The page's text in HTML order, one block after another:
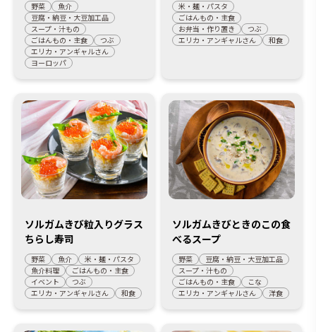
野菜
魚介
豆腐・納豆・大豆加工品
スープ・汁もの
ごはんもの・主食
つぶ
エリカ・アンギャルさん
ヨーロッパ
米・麺・パスタ
ごはんもの・主食
お弁当・作り置き
つぶ
エリカ・アンギャルさん
和食
ソルガムきび粒入りグラス
ちらし寿司
野菜 魚介
米・麺・パスタ
魚介料理
ごはんもの・主食
イベント
つぶ
エリカ・アンギャルさん
和食
ソルガムきびときのこの食
べるスープ
野菜
豆腐・納豆・大豆加工品
スープ・汁もの
ごはんもの・主食
こな
エリカ・アンギャルさん
洋食